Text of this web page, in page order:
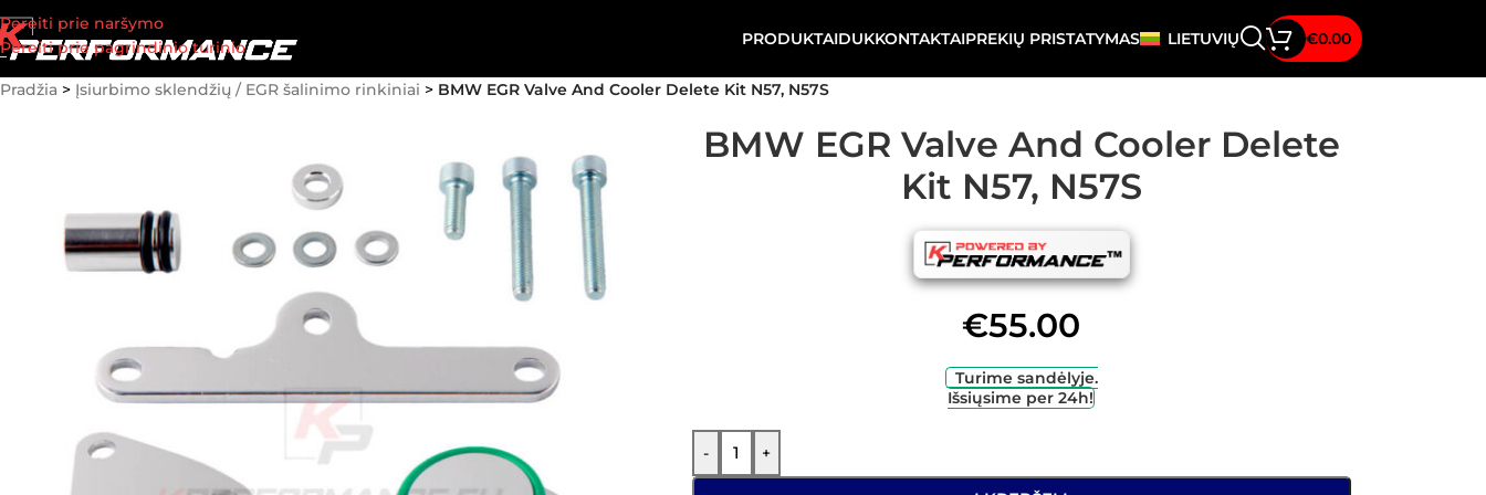
Pereiti prie naršymo
Pereiti prie pagrindinio turinio
PRODUKTAIDUKKONTAKTAIPREKIŲ PRISTATYMAS LIETUVIŲ €0.00
Pradžia > Įsiurbimo sklendžių / EGR šalinimo rinkiniai > BMW EGR Valve And Cooler Delete Kit N57, N57S
BMW EGR Valve And Cooler Delete
Kit N57, N57S
€55.00
Turime sandėlyje.
Išsiųsime per 24h!
- +